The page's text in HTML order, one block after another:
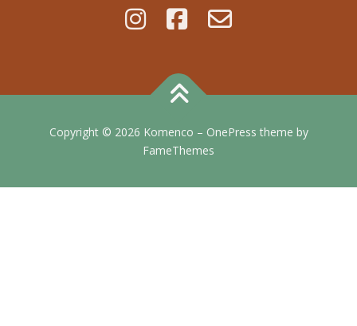
Copyright © 2026 Komenco – OnePress theme by
FameThemes